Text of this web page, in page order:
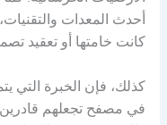
أحدث المعدات
كانت خامتها أو تعقيد
كذلك، فإن الخبرة التي
في مصفح تجعلهم قادرين